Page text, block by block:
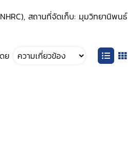
สถานที่จัดเก็บ: มุมวิทยานิพนธ์
ย